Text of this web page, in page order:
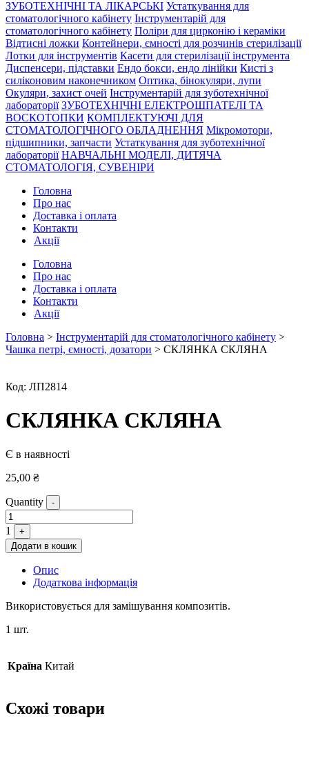
ЗУБОТЕХНІЧНІ ТА ЛІКАРСЬКІ Устаткування для
стоматологічного кабінету Інструментарій для
стоматологічного кабінету Поліри для цирконію і кераміки
Відтисні ложки Контейнери, ємності для розчинів стерилізації
Лотки для інструментів Касети для стерилізації інструмента
Диспенсери, підставки Ендо бокси, ендо лінійки Кисті з
силіконовим наконечником Оптика, бінокуляри, лупи
Окуляри, захист очей Інструментарій для зуботехнічної
лабораторії ЗУБОТЕХНІЧНІ ЕЛЕКТРОШПАТЕЛІ ТА
ВОСКОТОПКИ КОМПЛЕКТУЮЧІ ДЛЯ
СТОМАТОЛОГІЧНОГО ОБЛАДНЕННЯ Мікромотори,
підшипники, запчасти Устаткування для зуботехнічної
лабораторії НАВЧАЛЬНІ МОДЕЛІ, ДИТЯЧА
СТОМАТОЛОГІЯ, СУВЕНІРИ
Головна
Про нас
Доставка і оплата
Контакти
Акції
Головна
Про нас
Доставка і оплата
Контакти
Акції
Головна > Інструментарій для стоматологічного кабінету >
Чашка петрі, ємності, дозатори > СКЛЯНКА СКЛЯНА
Код: ЛП2814
СКЛЯНКА СКЛЯНА
Є в наявності
25,00 ₴
Quantity -
1
+
Додати в кошик
Опис
Додаткова інформація
Використовується для замішування композитів.
1 шт.
Країна Китай
Схожі товари